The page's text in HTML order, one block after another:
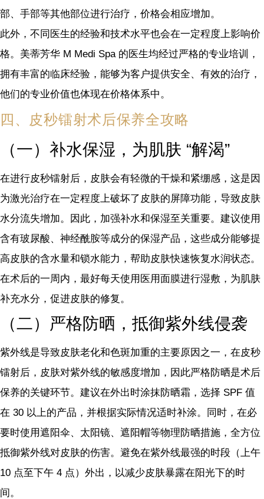
部、手部等其他部位进行治疗，价格会相应增加。
此外，不同医生的经验和技术水平也会在一定程度上影响价
格。美蒂芳华 M Medi Spa 的医生均经过严格的专业培训，
拥有丰富的临床经验，能够为客户提供安全、有效的治疗，
他们的专业价值也体现在价格体系中。
四、皮秒镭射术后保养全攻略
（一）补水保湿，为肌肤 “解渴”
在进行皮秒镭射后，皮肤会有轻微的干燥和紧绷感，这是因
为激光治疗在一定程度上破坏了皮肤的屏障功能，导致皮肤
水分流失增加。因此，加强补水和保湿至关重要。建议使用
含有玻尿酸、神经酰胺等成分的保湿产品，这些成分能够提
高皮肤的含水量和锁水能力，帮助皮肤快速恢复水润状态。
在术后的一周内，最好每天使用医用面膜进行湿敷，为肌肤
补充水分，促进皮肤的修复。
（二）严格防晒，抵御紫外线侵袭
紫外线是导致皮肤老化和色斑加重的主要原因之一，在皮秒
镭射后，皮肤对紫外线的敏感度增加，因此严格防晒是术后
保养的关键环节。建议在外出时涂抹防晒霜，选择 SPF 值
在 30 以上的产品，并根据实际情况适时补涂。同时，在必
要时使用遮阳伞、太阳镜、遮阳帽等物理防晒措施，全方位
抵御紫外线对皮肤的伤害。避免在紫外线最强的时段（上午
10 点至下午 4 点）外出，以减少皮肤暴露在阳光下的时
间。